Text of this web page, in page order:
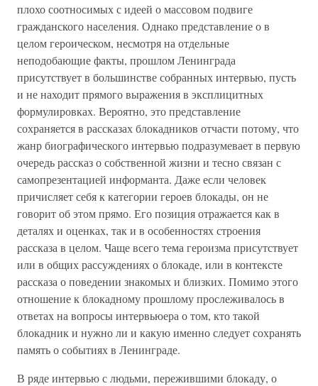
плохо соотносимых с идеей о массовом подвиге
гражданского населения. Однако представление о в
целом героическом, несмотря на отдельные
неподобающие факты, прошлом Ленинграда
присутствует в большинстве собранных интервью, пусть
и не находит прямого выражения в эксплицитных
формулировках. Вероятно, это представление
сохраняется в рассказах блокадников отчасти потому, что
жанр биографического интервью подразумевает в первую
очередь рассказ о собственной жизни и тесно связан с
самопрезентацией информанта. Даже если человек
причисляет себя к категории героев блокады, он не
говорит об этом прямо. Его позиция отражается как в
деталях и оценках, так и в особенностях строения
рассказа в целом. Чаще всего тема героизма присутствует
или в общих рассуждениях о блокаде, или в контексте
рассказа о поведении знакомых и близких. Помимо этого
отношение к блокадному прошлому прослеживалось в
ответах на вопросы интервьюера о том, кто такой
блокадник и нужно ли и какую именно следует сохранять
память о событиях в Ленинграде.
В ряде интервью с людьми, пережившими блокаду, о